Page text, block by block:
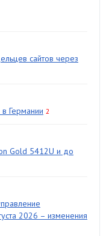
сайтов через
Германии 2
Gold 5412U и до
2026 – изменения